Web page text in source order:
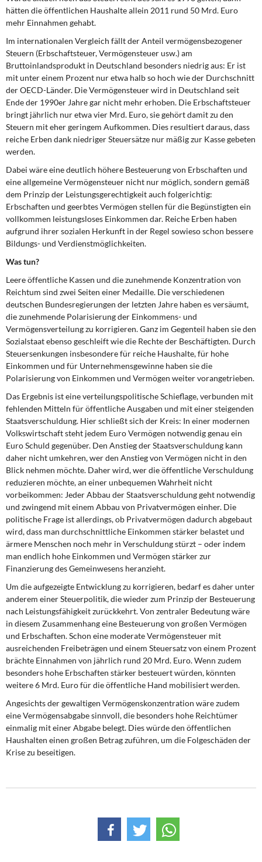
hätten die öffentlichen Haushalte allein 2011 rund 50 Mrd. Euro
mehr Einnahmen gehabt.
Im internationalen Vergleich fällt der Anteil vermögensbezogener
Steuern (Erbschaftsteuer, Vermögensteuer usw.) am
Bruttoinlandsprodukt in Deutschland besonders niedrig aus: Er ist
mit unter einem Prozent nur etwa halb so hoch wie der Durchschnitt
der OECD-Länder. Die Vermögensteuer wird in Deutschland seit
Ende der 1990er Jahre gar nicht mehr erhoben. Die Erbschaftsteuer
bringt jährlich nur etwa vier Mrd. Euro, sie gehört damit zu den
Steuern mit eher geringem Aufkommen. Dies resultiert daraus, dass
reiche Erben dank niedriger Steuersätze nur mäßig zur Kasse gebeten
werden.
Dabei wäre eine deutlich höhere Besteuerung von Erbschaften und
eine allgemeine Vermögensteuer nicht nur möglich, sondern gemäß
dem Prinzip der Leistungsgerechtigkeit auch folgerichtig:
Erbschaften und geerbtes Vermögen stellen für die Begünstigten ein
vollkommen leistungsloses Einkommen dar. Reiche Erben haben
aufgrund ihrer sozialen Herkunft in der Regel sowieso schon bessere
Bildungs- und Verdienstmöglichkeiten.
Was tun?
Leere öffentliche Kassen und die zunehmende Konzentration von
Reichtum sind zwei Seiten einer Medaille. Die verschiedenen
deutschen Bundesregierungen der letzten Jahre haben es versäumt,
die zunehmende Polarisierung der Einkommens- und
Vermögensverteilung zu korrigieren. Ganz im Gegenteil haben sie den
Sozialstaat ebenso geschleift wie die Rechte der Beschäftigten. Durch
Steuersenkungen insbesondere für reiche Haushalte, für hohe
Einkommen und für Unternehmensgewinne haben sie die
Polarisierung von Einkommen und Vermögen weiter vorangetrieben.
Das Ergebnis ist eine verteilungspolitische Schieflage, verbunden mit
fehlenden Mitteln für öffentliche Ausgaben und mit einer steigenden
Staatsverschuldung. Hier schließt sich der Kreis: In einer modernen
Volkswirtschaft steht jedem Euro Vermögen notwendig genau ein
Euro Schuld gegenüber. Den Anstieg der Staatsverschuldung kann
daher nicht umkehren, wer den Anstieg von Vermögen nicht in den
Blick nehmen möchte. Daher wird, wer die öffentliche Verschuldung
reduzieren möchte, an einer unbequemen Wahrheit nicht
vorbeikommen: Jeder Abbau der Staatsverschuldung geht notwendig
und zwingend mit einem Abbau von Privatvermögen einher. Die
politische Frage ist allerdings, ob Privatvermögen dadurch abgebaut
wird, dass man durchschnittliche Einkommen stärker belastet und
ärmere Menschen noch mehr in Verschuldung stürzt – oder indem
man endlich hohe Einkommen und Vermögen stärker zur
Finanzierung des Gemeinwesens heranzieht.
Um die aufgezeigte Entwicklung zu korrigieren, bedarf es daher unter
anderem einer Steuerpolitik, die wieder zum Prinzip der Besteuerung
nach Leistungsfähigkeit zurückkehrt. Von zentraler Bedeutung wäre
in diesem Zusammenhang eine Besteuerung von großen Vermögen
und Erbschaften. Schon eine moderate Vermögensteuer mit
ausreichenden Freibeträgen und einem Steuersatz von einem Prozent
brächte Einnahmen von jährlich rund 20 Mrd. Euro. Wenn zudem
besonders hohe Erbschaften stärker besteuert würden, könnten
weitere 6 Mrd. Euro für die öffentliche Hand mobilisiert werden.
Angesichts der gewaltigen Vermögenskonzentration wäre zudem
eine Vermögensabgabe sinnvoll, die besonders hohe Reichtümer
einmalig mit einer Abgabe belegt. Dies würde den öffentlichen
Haushalten einen großen Betrag zuführen, um die Folgeschäden der
Krise zu beseitigen.